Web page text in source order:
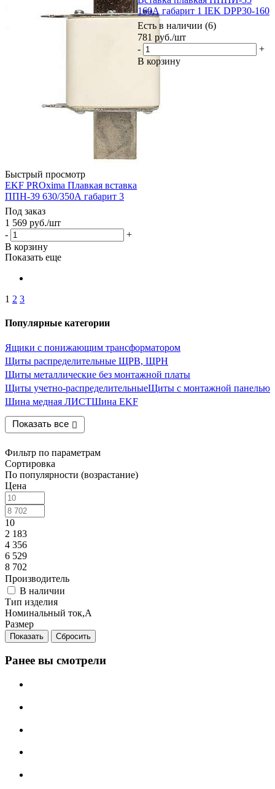
Быстрый просмотр
EKF PROxima Плавкая вставка
ППН-39 630/350А габарит 3
Под заказ
1 569 руб./шт
-
+
В корзину
160А габарит 1 IEK DPP30-160
Есть в наличии (6)
781 руб./шт
-
+
В корзину
Показать еще
1 2 3
Популярные категории
Ящики с понижающим трансформатором
Щиты распределительные ЩРВ, ЩРН
Щиты металлические без монтажной платы
Щиты учетно-распределительныеЩиты с монтажной панелью
Шина медная ЛИСТШина EKF
Показать все
Фильтр по параметрам
Сортировка
По популярности (возрастание)
Цена
10
2 183
4 356
6 529
8 702
Производитель
В наличии
Тип изделия
Номинальный ток,А
Размер
Сбросить
Ранее вы смотрели